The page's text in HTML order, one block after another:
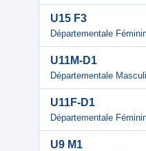
U15 F3
Départementale
U11M-D1
Départementale
U11F-D1
Départementale
U9 M1